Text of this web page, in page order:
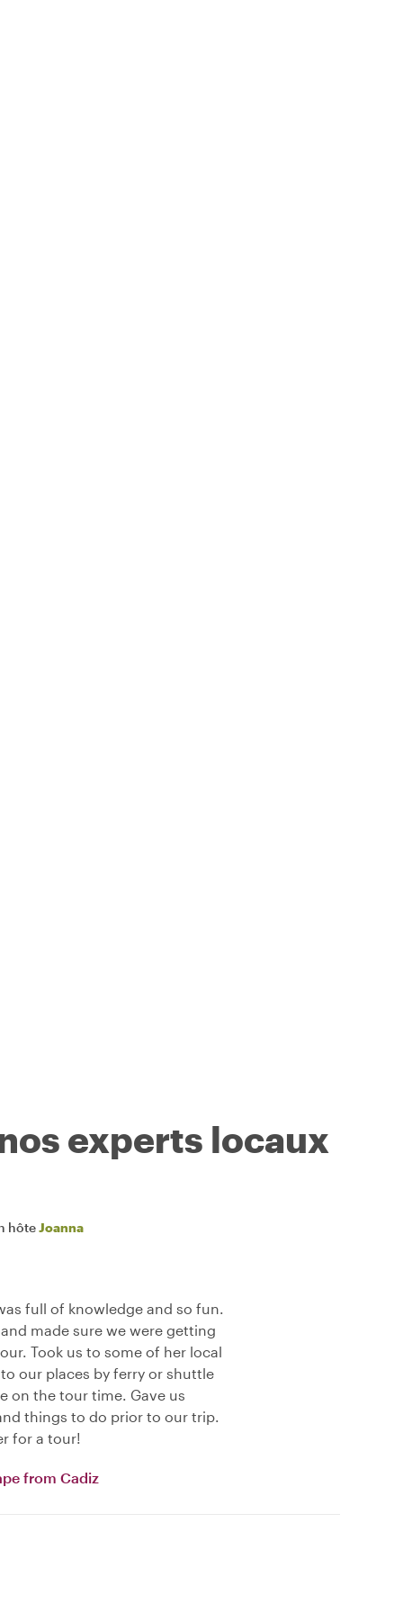
experts locaux
hôteJoanna
full of knowledge and so fun.
made sure we were getting
Took us to some of her local
our places by ferry or shuttle
on the tour time. Gave us
things to do prior to our trip.
for a tour!
from Cadiz